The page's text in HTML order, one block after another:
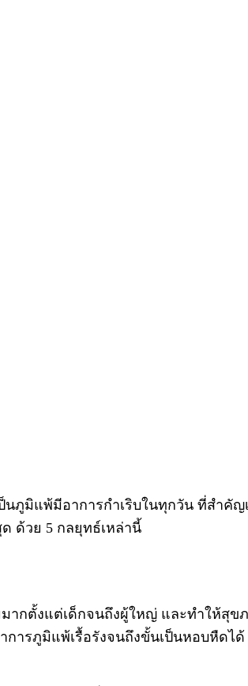
ภูมิแพ้มีอาการกำเริบในทุกวัน ที่สำคั
ด้วย 5 กลยุทธ์เหล่านี้
กตั้งแต่เด็กจนถึงผู้ใหญ่ และทำให้สุ
ารภูมิแพ้เรื้อรังจนถึงขั้นเป็นหอบหืด